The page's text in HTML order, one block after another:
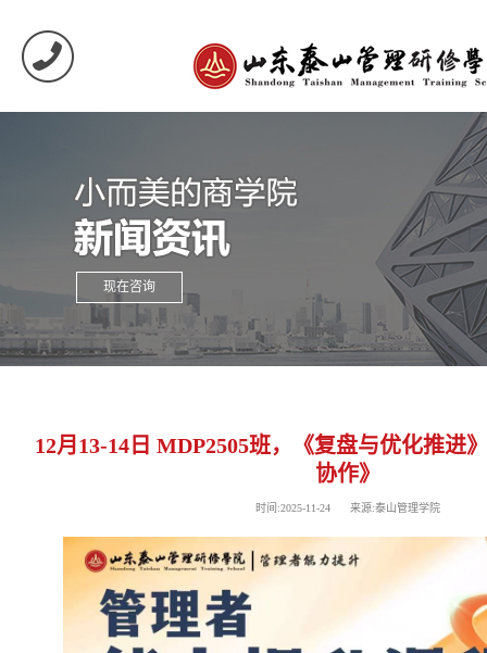
现在咨询
12月13-14日 MDP2505班，《复盘与优化推进
协作》
时间:2025-11-24 来源:泰山管理学院